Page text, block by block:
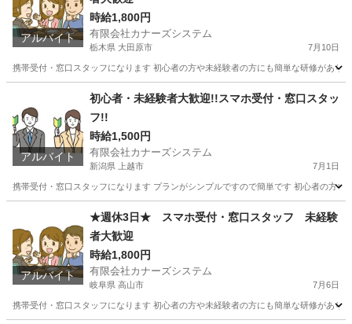
アルバイト
時給1,800円
有限会社カナーズシステム
栃木県 大田原市 7月10日
携帯受付・窓口スタッフになります 初心者の方や未経験者の方にも簡単な研修があ
携帯ショップ スタッフ
アルバイト
初心者・未経験者大歓迎!!スマホ受付・窓口スタッ
フ!!
時給1,500円
有限会社カナーズシステム
新潟県 上越市 7月1日
携帯受付・窓口スタッフになります プランがシンプルですので簡単です 初心者の方
携帯ショップ スタッフ
アルバイト
★週休3日★ スマホ受付・窓口スタッフ 未経験
者大歓迎
時給1,800円
有限会社カナーズシステム
岐阜県 高山市 7月6日
携帯受付・窓口スタッフになります 初心者の方や未経験者の方にも簡単な研修があ